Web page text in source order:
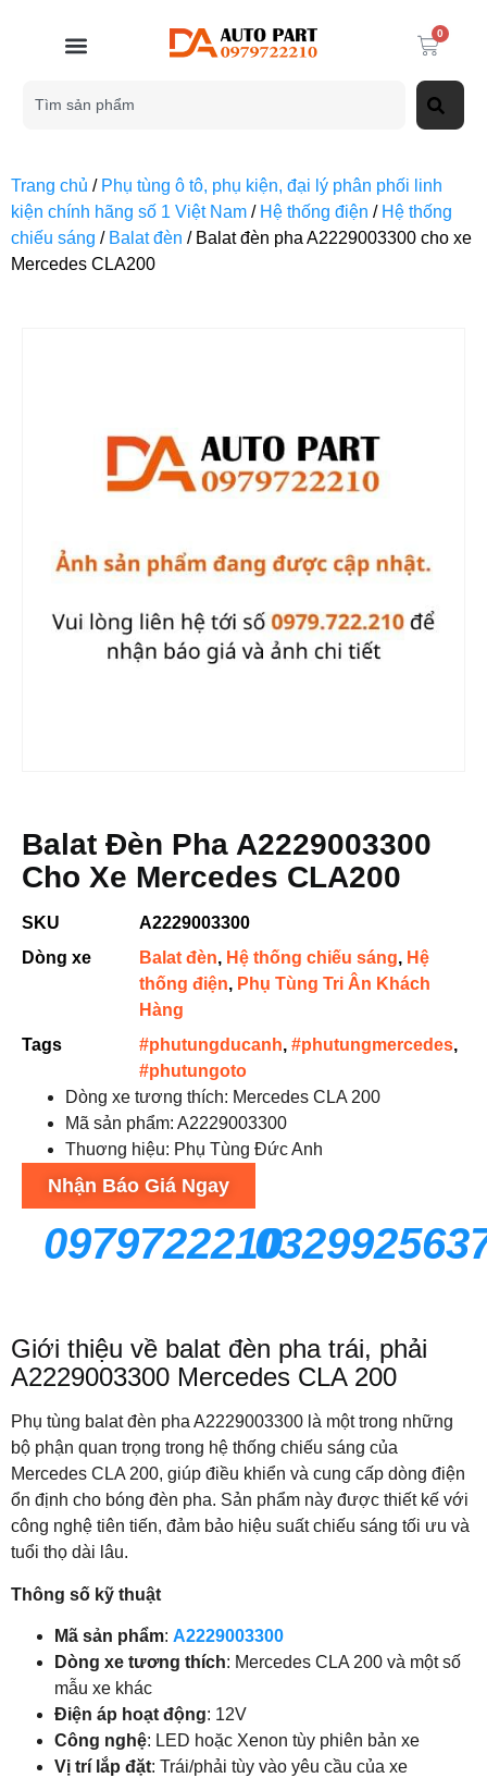
0
Trang chủ / Phụ tùng ô tô, phụ kiện, đại lý phân phối linh
kiện chính hãng số 1 Việt Nam / Hệ thống điện / Hệ thống
chiếu sáng / Balat đèn / Balat đèn pha A2229003300 cho xe
Mercedes CLA200
Balat Đèn Pha A2229003300
Cho Xe Mercedes CLA200
SKU
A2229003300
Dòng xe
Balat đèn, Hệ thống chiếu sáng, Hệ
thống điện, Phụ Tùng Tri Ân Khách
Hàng
Tags
#phutungducanh, #phutungmercedes,
#phutungoto
Dòng xe tương thích: Mercedes CLA 200
Mã sản phẩm: A2229003300
Thuơng hiệu: Phụ Tùng Đức Anh
Nhận Báo Giá Ngay
0979722210
Giới thiệu về balat đèn pha trái, phải
A2229003300 Mercedes CLA 200
Phụ tùng balat đèn pha A2229003300 là một trong những
bộ phận quan trọng trong hệ thống chiếu sáng của
Mercedes CLA 200, giúp điều khiển và cung cấp dòng điện
ổn định cho bóng đèn pha. Sản phẩm này được thiết kế với
công nghệ tiên tiến, đảm bảo hiệu suất chiếu sáng tối ưu và
tuổi thọ dài lâu.
Thông số kỹ thuật
Mã sản phẩm: A2229003300
Dòng xe tương thích: Mercedes CLA 200 và một số
mẫu xe khác
Điện áp hoạt động: 12V
Công nghệ: LED hoặc Xenon tùy phiên bản xe
Vị trí lắp đặt: Trái/phải tùy vào yêu cầu của xe